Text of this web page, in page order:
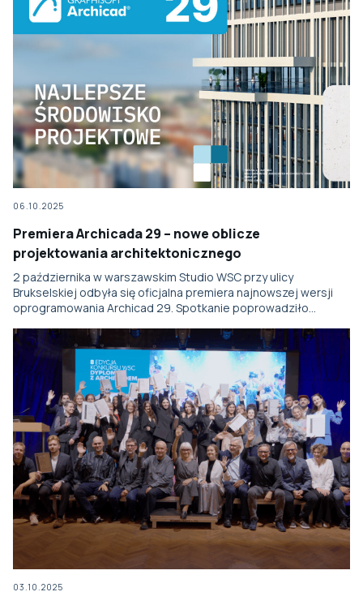
06.10.2025
Premiera Archicada 29 – nowe oblicze
projektowania architektonicznego
2 października w warszawskim Studio WSC przy ulicy
Brukselskiej odbyła się oficjalna premiera najnowszej wersji
oprogramowania Archicad 29. Spotkanie poprowadziło…
03.10.2025